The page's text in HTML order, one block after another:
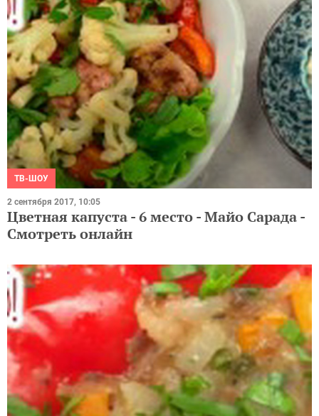
ТВ-ШОУ
2 сентября 2017, 10:05
Цветная капуста - 6 место - Майо Сарада -
Смотреть онлайн